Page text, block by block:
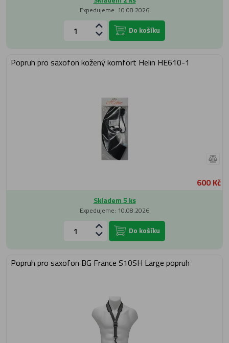
Expedujeme: 10.08.2026
Do košíku
Popruh pro saxofon kožený komfort Helin HE610-1
600 Kč
Skladem 5 ks
Expedujeme: 10.08.2026
Do košíku
Popruh pro saxofon BG France S10SH Large popruh